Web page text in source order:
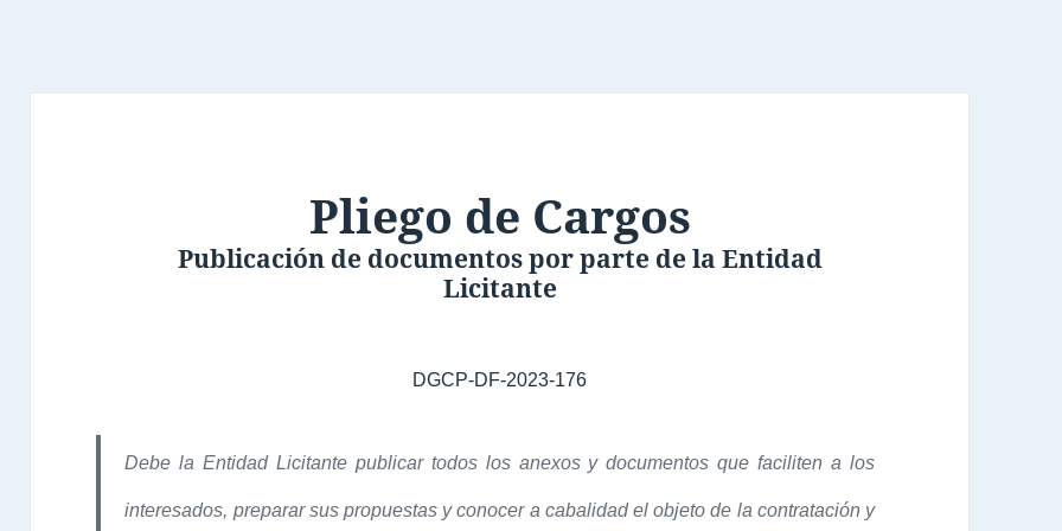
Pliego de Cargos
Publicación de documentos por parte de la Entidad
Licitante
DGCP-DF-2023-176
Debe la Entidad Licitante publicar todos los anexos y documentos que faciliten a los
interesados, preparar sus propuestas y conocer a cabalidad el objeto de la contratación y